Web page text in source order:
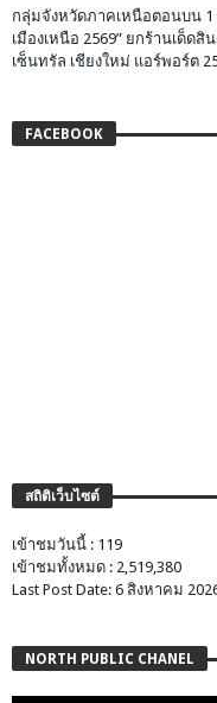
กลุ่มจังหวัดภาคเหนือตอนบน 1
เมืองเหนือ 2569” ยกร้านเด็ด
เซ็นทรัล เชียงใหม่ แอร์พอร์ต
FACEBOOK
สถิติเว็บไซต์
เข้าชมวันนี้ : 119
เข้าชมทั้งหมด : 2,519,380
Last Post Date: 6 สิงหาคม
NORTH PUBLIC CHANEL